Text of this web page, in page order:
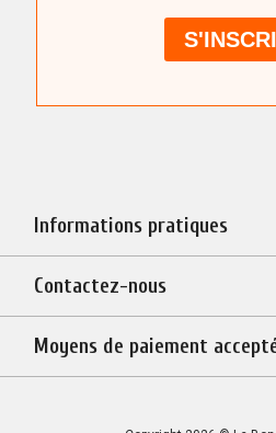
Informations pratiques
Contactez-nous
Moyens de paiement